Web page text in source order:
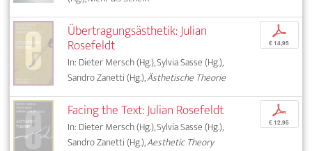
Übertragungsästhetik: Julian
Rosefeldt
In: Dieter Mersch (Hg.), Sylvia Sasse (Hg.),
Sandro Zanetti (Hg.),Ästhetische Theorie
p
€ 14,95
Facing the Text: Julian Rosefeldt
In: Dieter Mersch (Hg.), Sylvia Sasse (Hg.),
Sandro Zanetti (Hg.),Aesthetic Theory
p
€ 12,95